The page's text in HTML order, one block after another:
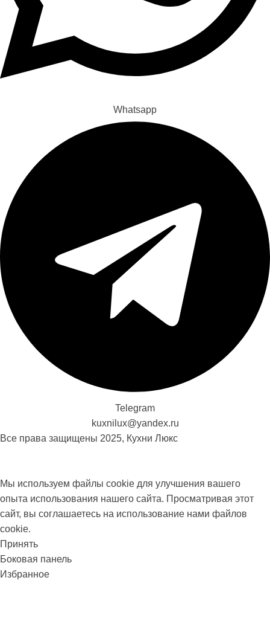
Whatsapp
Telegram
kuxnilux@yandex.ru
Все права защищены 2025, Кухни Люкс
Мы используем файлы cookie для улучшения вашего
опыта использования нашего сайта. Просматривая этот
сайт, вы соглашаетесь на использование нами файлов
cookie.
Принять
Боковая панель
Избранное